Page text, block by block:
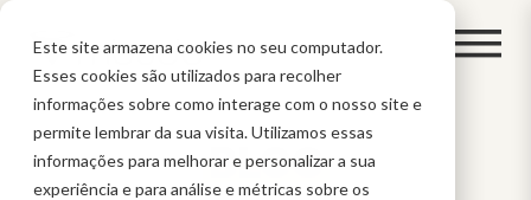
Este site armazena cookies no seu computador.
Esses cookies são utilizados para recolher
informações sobre como interage com o nosso site e
permite lembrar da sua visita. Utilizamos essas
informações para melhorar e personalizar a sua
experiência e para análise e métricas sobre os
BLOG